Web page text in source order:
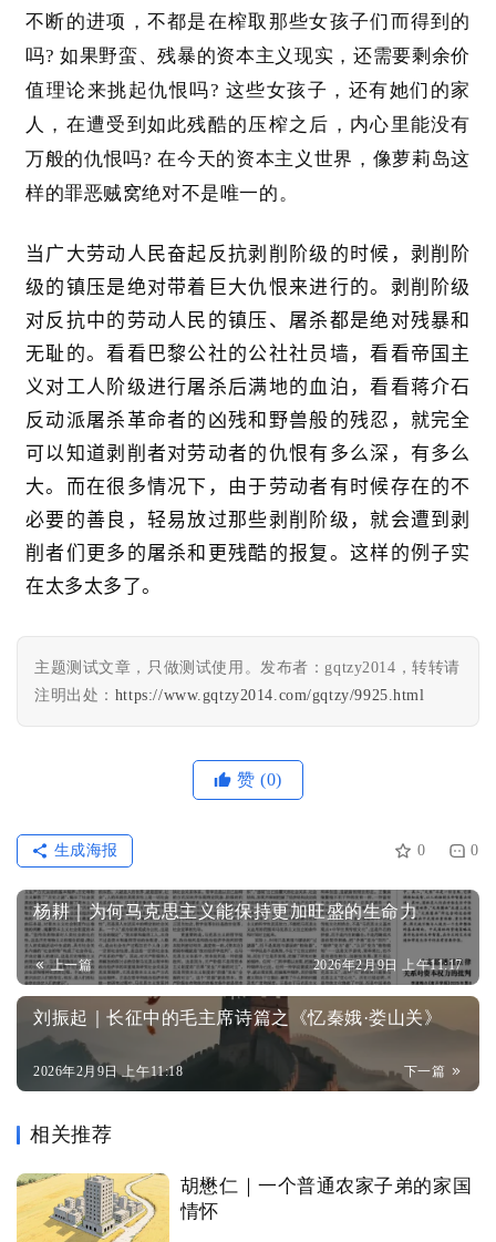
不断的进项，不都是在榨取那些女孩子们而得到的
吗? 如果野蛮、残暴的资本主义现实，还需要剩余价
值理论来挑起仇恨吗? 这些女孩子，还有她们的家
人，在遭受到如此残酷的压榨之后，内心里能没有
万般的仇恨吗? 在今天的资本主义世界，像萝莉岛这
样的罪恶贼窝绝对不是唯一的。
当广大劳动人民奋起反抗剥削阶级的时候，剥削阶
级的镇压是绝对带着巨大仇恨来进行的。剥削阶级
对反抗中的劳动人民的镇压、屠杀都是绝对残暴和
无耻的。看看巴黎公社的公社社员墙，看看帝国主
义对工人阶级进行屠杀后满地的血泊，看看蒋介石
反动派屠杀革命者的凶残和野兽般的残忍，就完全
可以知道剥削者对劳动者的仇恨有多么深，有多么
大。而在很多情况下，由于劳动者有时候存在的不
必要的善良，轻易放过那些剥削阶级，就会遭到剥
削者们更多的屠杀和更残酷的报复。这样的例子实
在太多太多了。
主题测试文章，只做测试使用。发布者：gqtzy2014，转转请
注明出处： https://www.gqtzy2014.com/gqtzy/9925.html
赞 (0)
0 0
生成海报
杨耕｜为何马克思主义能保持更加旺盛的生命力
上一篇 2026年2月9日 上午11:17
刘振起｜长征中的毛主席诗篇之《忆秦娥·娄山关》
下一篇
2026年2月9日 上午11:18
相关推荐
胡懋仁｜一个普通农家子弟的家国
情怀